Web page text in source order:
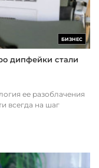
БИЗНЕС
дипфейки стали
ее разоблачения
всегда на шаг